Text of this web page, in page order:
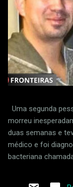
Uma segunda
morreu
duas semanas e
médico e foi
bacteriana
padrões frouxos